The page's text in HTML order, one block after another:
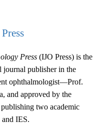
Press(IJO Press) is the
journal publisher in the
ophthalmologist—Prof.
and approved by the
two academic
IES.